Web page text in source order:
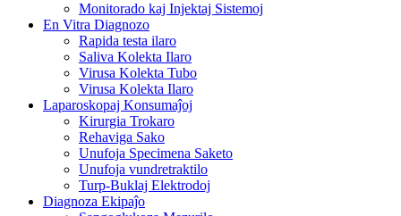
Monitorado kaj Injektaj Sistemoj
En Vitra Diagnozo
Rapida testa ilaro
Saliva Kolekta Ilaro
Virusa Kolekta Tubo
Virusa Kolekta Ilaro
Laparoskopaj Konsumaĵoj
Kirurgia Trokaro
Rehaviga Sako
Unufoja Specimena Saketo
Unufoja vundretraktilo
Turp-Buklaj Elektrodoj
Diagnoza Ekipaĵo